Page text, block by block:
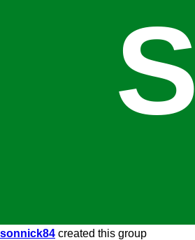
S
sonnick84 created this group